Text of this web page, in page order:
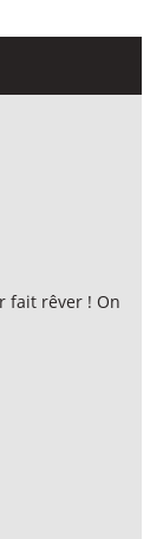
fait rêver ! On